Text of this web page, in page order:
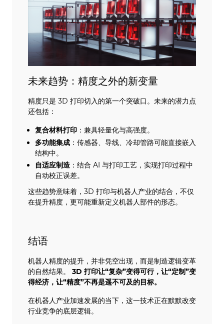
未来趋势：精度之外的新变量
精度只是 3D 打印切入的第一个突破口。未来的潜力点
还包括：
复合材料打印 ：兼具轻量化与高强度。
多功能集成 ：传感器、导线、冷却管路可能直接嵌入
结构中。
自适应制造 ：结合 AI 与打印工艺，实现打印过程中
自动校正误差。
这些趋势意味着，3D 打印与机器人产业的结合，不仅
在提升精度，更可能重新定义机器人部件的形态。
结语
机器人精度的提升，并非凭空出现，而是制造逻辑变革
的自然结果。 3D 打印让“复杂”变得可行，让“定制”变
得经济，让“精度”不再是遥不可及的目标。
在机器人产业加速发展的当下，这一技术正在默默改变
行业竞争的底层逻辑。